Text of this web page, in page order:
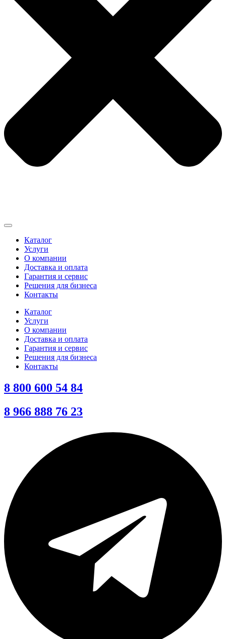
Каталог
Услуги
О компании
Доставка и оплата
Гарантия и сервис
Решения для бизнеса
Контакты
Каталог
Услуги
О компании
Доставка и оплата
Гарантия и сервис
Решения для бизнеса
Контакты
8 800 600 54 84
8 966 888 76 23